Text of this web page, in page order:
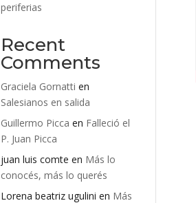
periferias
Recent
Comments
Graciela Gornatti en
Salesianos en salida
Guillermo Picca en Falleció el
P. Juan Picca
juan luis comte en Más lo
conocés, más lo querés
Lorena beatriz ugulini en Más